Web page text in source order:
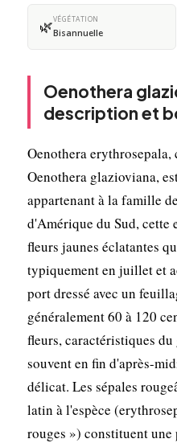
🌿VÉGÉTATION
Bisannuelle
Oenothera
description et
Oenothera erythrosepala,
Oenothera glazioviana,
appartenant à la famille
d'Amérique du Sud, cette
fleurs jaunes éclatantes
typiquement en juillet et
port dressé avec un
généralement 60 à 120
fleurs, caractéristiques
souvent en fin d'après-
délicat. Les sépales
latin à l'espèce
rouges ») constituent